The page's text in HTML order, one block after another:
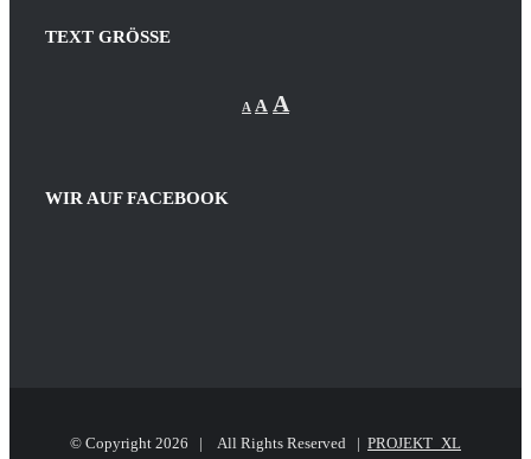
TEXT GRÖSSE
A
font
A Reset
A
WIR AUF FACEBOOK
© Copyright 2026 | All Rights Reserved | PROJEKT_XL